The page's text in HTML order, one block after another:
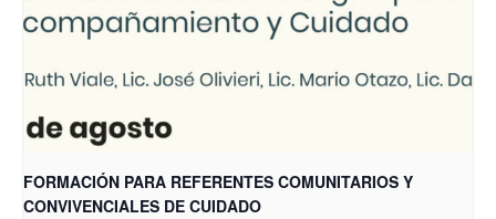
FORMACIÓN PARA REFERENTES COMUNITARIOS Y
CONVIVENCIALES DE CUIDADO